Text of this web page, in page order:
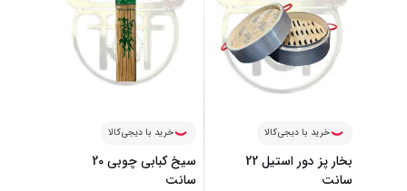
خرید با دیجی‌کالا
بخار پز دور استیل 22
سانت
خرید با دیجی‌کالا
سیخ کبابی چوبی 20
سانت